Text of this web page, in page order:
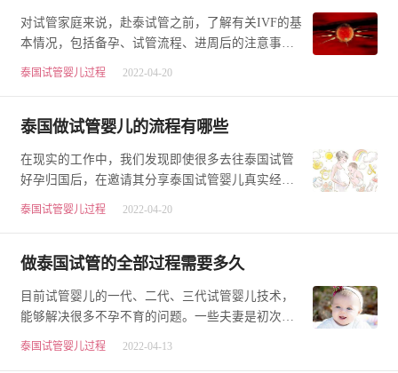
对试管家庭来说，赴泰试管之前，了解有关IVF的基
本情况，包括备孕、试管流程、进周后的注意事
项、后期胚胎成功着床之后的注意事项等等。想想
泰国试管婴儿过程 2022-04-20
泰国做试管婴儿的流程有哪些
在现实的工作中，我们发现即使很多去往泰国试管
好孕归国后，在邀请其分享泰国试管婴儿真实经历
时，也很难完整复盘整个泰国试管过程，所涉及的
泰国试管婴儿过程 2022-04-20
做泰国试管的全部过程需要多久
目前试管婴儿的一代、二代、三代试管婴儿技术，
能够解决很多不孕不育的问题。一些夫妻是初次接
触试管婴儿的，对于试管婴儿的流程和费用还不是
泰国试管婴儿过程 2022-04-13